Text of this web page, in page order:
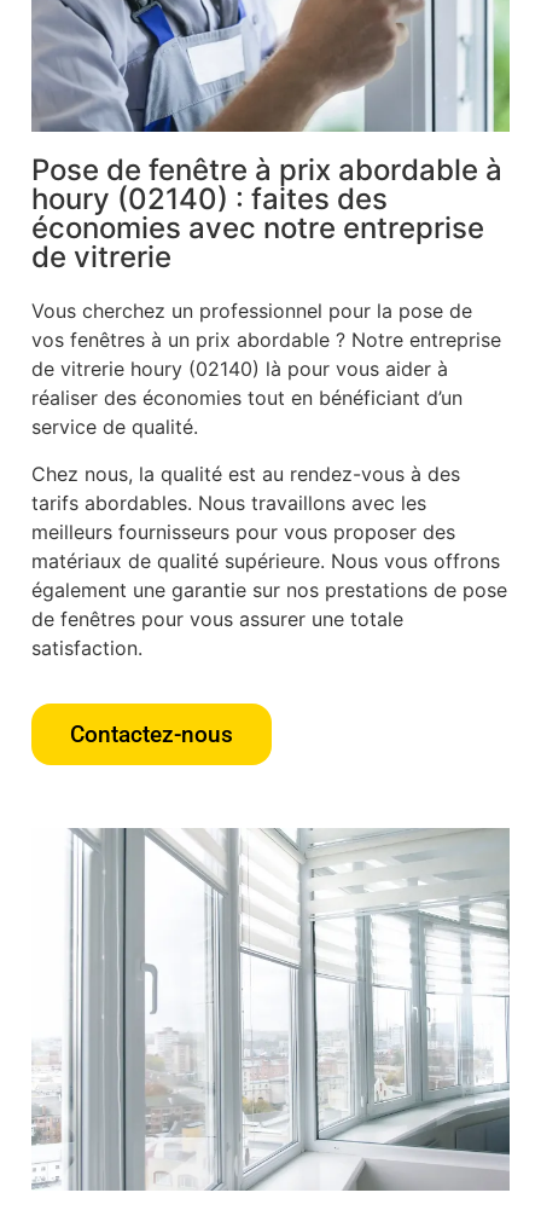
Pose de fenêtre à prix abordable à
houry (02140) : faites des
économies avec notre entreprise
de vitrerie
Vous cherchez un professionnel pour la pose de
vos fenêtres à un prix abordable ? Notre entreprise
de vitrerie houry (02140) là pour vous aider à
réaliser des économies tout en bénéficiant d’un
service de qualité.
Chez nous, la qualité est au rendez-vous à des
tarifs abordables. Nous travaillons avec les
meilleurs fournisseurs pour vous proposer des
matériaux de qualité supérieure. Nous vous offrons
également une garantie sur nos prestations de pose
de fenêtres pour vous assurer une totale
satisfaction.
Contactez-nous